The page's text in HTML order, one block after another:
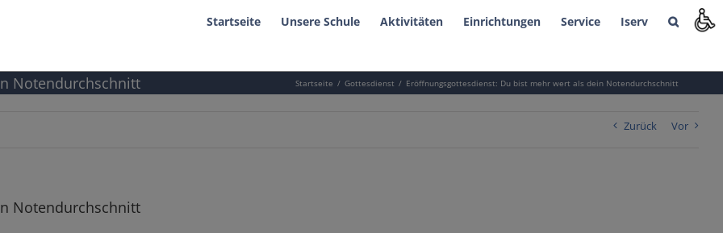
Startseite Unsere Schule Aktivitäten Einrichtungen Service Iserv
Notendurchschnitt Startseite Gottesdienst Eröffnungsgottesdienst: Du bist mehr wert als dein Notendurchschnitt
Zurück Vor
Notendurchschnitt